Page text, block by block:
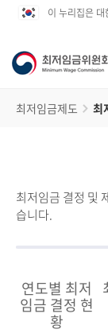
이 누리집은
최저임금제도 최
최저임금 결정 및
습니다.
연도별 최저
임금 결정 현
황